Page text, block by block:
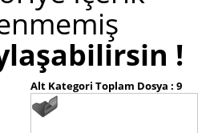
!
Alt Kategori Toplam Dosya : 9